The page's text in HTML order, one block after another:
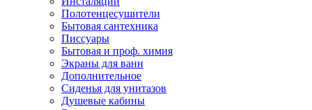
Полотенцесушители
Бытовая сантехника
Писсуары
Бытовая и проф. химия
Экраны для ванн
Дополнительное
Сиденья для унитазов
Душевые кабины